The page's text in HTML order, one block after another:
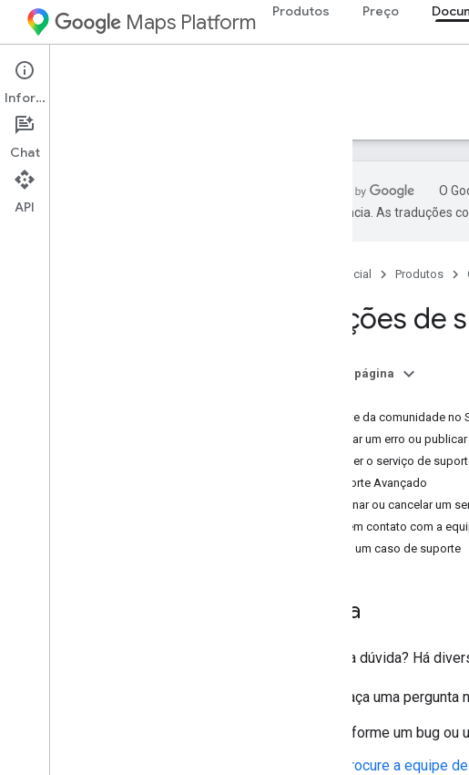
Maps Platform Produtos Preço
Web Services
Guias
O
preferência. As traduções
Página inicial Produtos
Opções de
Nesta página
Suporte da comunidade no
Informar um erro ou
Escolher o serviço de
Suporte Avançado
Assinar ou cancelar um
Entre em contato com a
Criar um caso de suporte
Ajuda
Ficou na dúvida? Há
Faça uma pergunta
Informe um bug
Procure a equipe
Informações
Chat
API